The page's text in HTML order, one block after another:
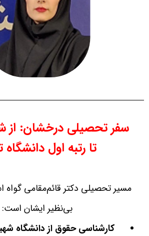
سفر تحصیلی درخشان: از
تا رتبه اول دانشگاه
مسیر تحصیلی دکتر قائم‌مقامی گواه
بی‌نظیر ایشان است:
کارشناسی حقوق از دانشگاه